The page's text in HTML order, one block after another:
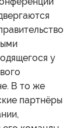
у
В то же
партнёры